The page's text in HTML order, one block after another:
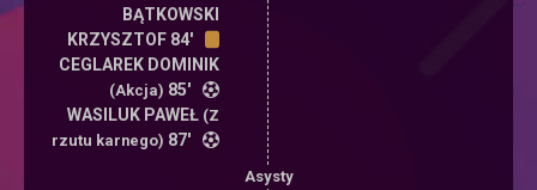
BĄTKOWSKI
KRZYSZTOF 84'
CEGLAREK DOMINIK
(Akcja) 85'
WASILUK PAWEŁ (Z
rzutu karnego) 87'
Asysty